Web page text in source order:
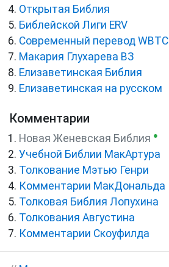
Открытая Библия
Библейской Лиги ERV
Cовременный перевод WBTC
Макария Глухарева ВЗ
Елизаветинская Библия
Елизаветинская на русском
Комментарии
Новая Женевская Библия ●
Учебной Библии МакАртура
Толкование Мэтью Генри
Комментарии МакДональда
Толковая Библия Лопухина
Толкования Августина
Комментарии Скоуфилда